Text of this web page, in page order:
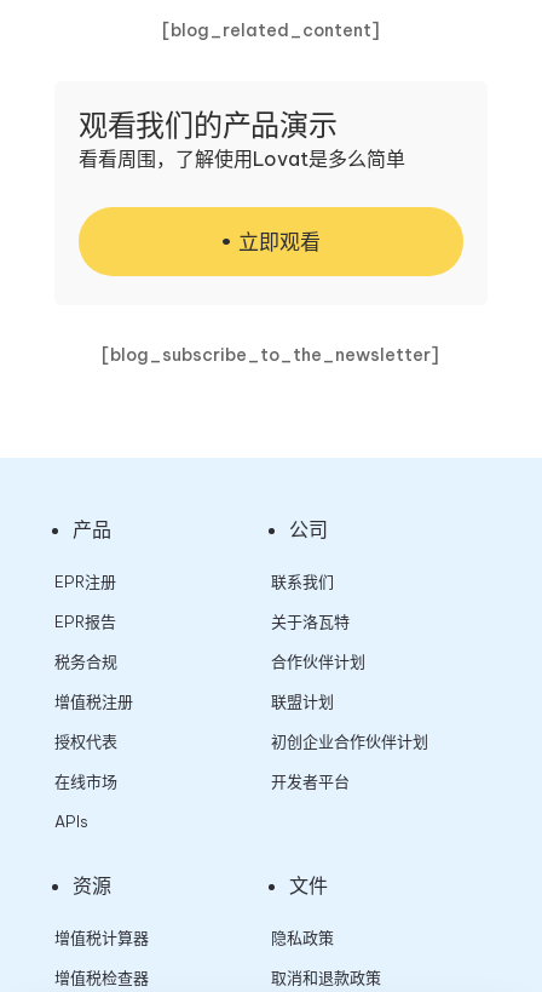
[blog_related_content]
观看我们的产品演示
看看周围，了解使用Lovat是多么简单
立即观看
[blog_subscribe_to_the_newsletter]
产品
EPR注册
EPR报告
税务合规
增值税注册
授权代表
在线市场
APIs
公司
联系我们
关于洛瓦特
合作伙伴计划
联盟计划
初创企业合作伙伴计划
开发者平台
资源
增值税计算器
增值税检查器
文件
隐私政策
取消和退款政策